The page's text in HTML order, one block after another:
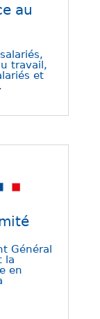
au
travail,
et
Général
la
en